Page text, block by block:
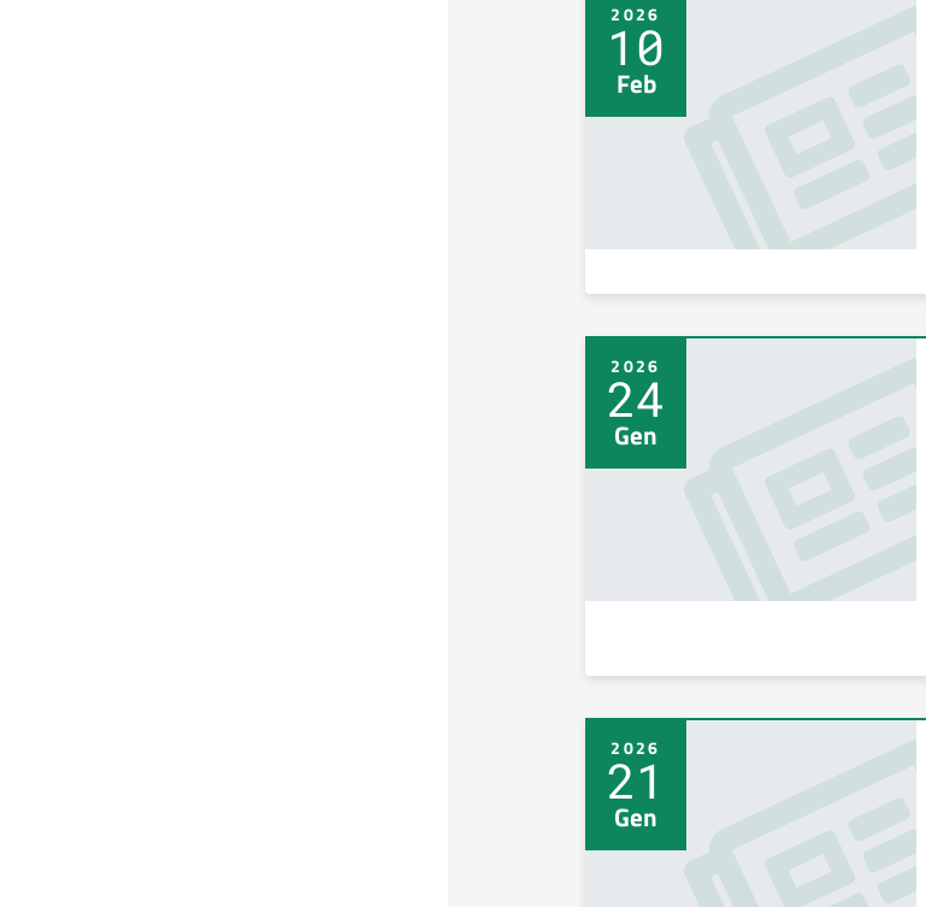
2026
10
Feb
2026
24
Gen
2026
21
Gen